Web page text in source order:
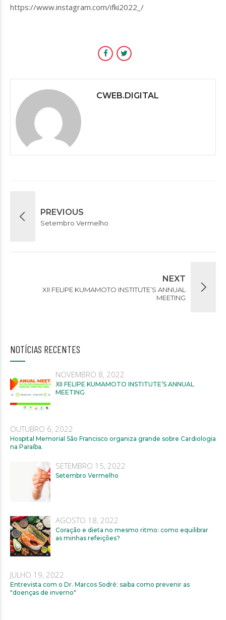
https://www.instagram.com/ifki2022_/
CWEB.DIGITAL
PREVIOUS
Setembro Vermelho
NEXT
XII FELIPE KUMAMOTO INSTITUTE’S ANNUAL
MEETING
NOTÍCIAS RECENTES
NOVEMBRO 8, 2022
XII FELIPE KUMAMOTO INSTITUTE’S ANNUAL
MEETING
OUTUBRO 6, 2022
Hospital Memorial São Francisco organiza grande sobre Cardiologia
na Paraíba.
SETEMBRO 15, 2022
Setembro Vermelho
AGOSTO 18, 2022
Coração e dieta no mesmo ritmo: como equilibrar
as minhas refeições?
JULHO 19, 2022
Entrevista com o Dr. Marcos Sodré: saiba como prevenir as
"doenças de inverno"